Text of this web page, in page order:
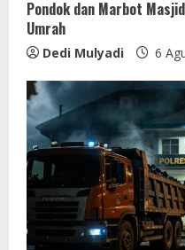
Pondok dan Marbot
Umrah
Dedi Mulyadi 6